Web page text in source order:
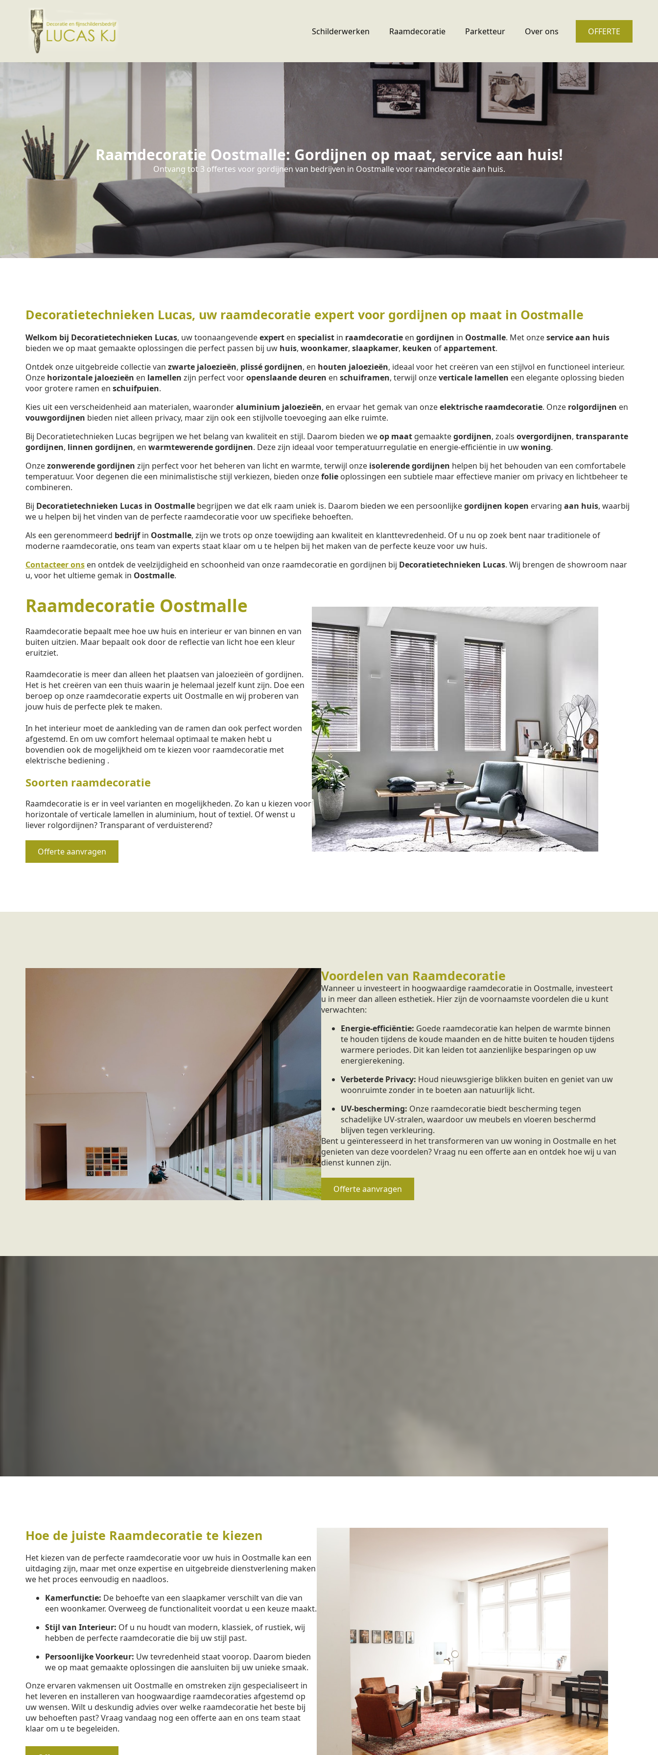
Schilderwerken Raamdecoratie Parketteur Over ons OFFERTE
Raamdecoratie Oostmalle: Gordijnen op maat, service aan huis!
Ontvang tot 3 offertes voor gordijnen van bedrijven in Oostmalle voor raamdecoratie aan huis.
Decoratietechnieken Lucas, uw raamdecoratie expert voor gordijnen op maat in Oostmalle
Welkom bij Decoratietechnieken Lucas, uw toonaangevendeexpert en specialist in raamdecoratie en gordijnen in Oostmalle. Met onzeservice aan huis
bieden we op maat gemaakte oplossingen die perfect passen bij uw huis, woonkamer, slaapkamer, keuken ofappartement.
Ontdek onze uitgebreide collectie van zwarte jaloezieën, plissé gordijnen, en houten jaloezieën, ideaal voor het creëren van een stijlvol en functioneel interieur.
Onze horizontale jaloezieën en lamellen zijn perfect vooropenslaande deuren en schuiframen, terwijl onzeverticale lamellen een elegante oplossing bieden
voor grotere ramen en schuifpuien.
Kies uit een verscheidenheid aan materialen, waaronderaluminium jaloezieën, en ervaar het gemak van onzeelektrische raamdecoratie. Onze rolgordijnen en
vouwgordijnen bieden niet alleen privacy, maar zijn ook een stijlvolle toevoeging aan elke ruimte.
Bij Decoratietechnieken Lucas begrijpen we het belang van kwaliteit en stijl. Daarom bieden weop maat gemaaktegordijnen, zoals overgordijnen, transparante
gordijnen, linnen gordijnen, en warmtewerende gordijnen. Deze zijn ideaal voor temperatuurregulatie en energie-efficiëntie in uwwoning.
Onzezonwerende gordijnen zijn perfect voor het beheren van licht en warmte, terwijl onze isolerende gordijnen helpen bij het behouden van een comfortabele
temperatuur. Voor degenen die een minimalistische stijl verkiezen, bieden onzefolie oplossingen een subtiele maar effectieve manier om privacy en lichtbeheer te
combineren.
Bij Decoratietechnieken Lucas in Oostmalle begrijpen we dat elk raam uniek is. Daarom bieden we een persoonlijkegordijnen kopen ervaring aan huis, waarbij
we u helpen bij het vinden van de perfecte raamdecoratie voor uw specifieke behoeften.
Als een gerenommeerd bedrijfin Oostmalle, zijn we trots op onze toewijding aan kwaliteit en klanttevredenheid. Of u nu op zoek bent naar traditionele of
moderne raamdecoratie, ons team van experts staat klaar om u te helpen bij het maken van de perfecte keuze voor uw huis.
Contacteer ons en ontdek de veelzijdigheid en schoonheid van onze raamdecoratie en gordijnen bij Decoratietechnieken Lucas. Wij brengen de showroom naar
u, voor het ultieme gemak in Oostmalle.
Raamdecoratie Oostmalle
Raamdecoratie bepaalt mee hoe uw huis en interieur er van binnen en van
buiten uitzien. Maar bepaalt ook door de reflectie van licht hoe een kleur
eruitziet.
Raamdecoratie is meer dan alleen het plaatsen van jaloezieën of gordijnen.
Het is het creëren van een thuis waarin je helemaal jezelf kunt zijn. Doe een
beroep op onze raamdecoratie experts uit Oostmalle en wij proberen van
jouw huis de perfecte plek te maken.
In het interieur moet de aankleding van de ramen dan ook perfect worden
afgestemd. En om uw comfort helemaal optimaal te maken hebt u
bovendien ook de mogelijkheid om te kiezen voor raamdecoratie met
elektrische bediening .
Soorten raamdecoratie
Raamdecoratie is er in veel varianten en mogelijkheden. Zo kan u kiezen voor
horizontale of verticale lamellen in aluminium, hout of textiel. Of wenst u
liever rolgordijnen? Transparant of verduisterend?
Offerte aanvragen
Voordelen van Raamdecoratie
Wanneer u investeert in hoogwaardige raamdecoratie in Oostmalle, investeert
u in meer dan alleen esthetiek. Hier zijn de voornaamste voordelen die u kunt
verwachten:
Energie-efficiëntie: Goede raamdecoratie kan helpen de warmte binnen
te houden tijdens de koude maanden en de hitte buiten te houden tijdens
warmere periodes. Dit kan leiden tot aanzienlijke besparingen op uw
energierekening.
Verbeterde Privacy: Houd nieuwsgierige blikken buiten en geniet van uw
woonruimte zonder in te boeten aan natuurlijk licht.
UV-bescherming: Onze raamdecoratie biedt bescherming tegen
schadelijke UV-stralen, waardoor uw meubels en vloeren beschermd
blijven tegen verkleuring.
Bent u geïnteresseerd in het transformeren van uw woning in Oostmalle en het
genieten van deze voordelen? Vraag nu een offerte aan en ontdek hoe wij u van
dienst kunnen zijn.
Offerte aanvragen
Hoe de juiste Raamdecoratie te kiezen
Het kiezen van de perfecte raamdecoratie voor uw huis in Oostmalle kan een
uitdaging zijn, maar met onze expertise en uitgebreide dienstverlening maken
we het proces eenvoudig en naadloos.
Kamerfunctie: De behoefte van een slaapkamer verschilt van die van
een woonkamer. Overweeg de functionaliteit voordat u een keuze maakt.
Stijl van Interieur: Of u nu houdt van modern, klassiek, of rustiek, wij
hebben de perfecte raamdecoratie die bij uw stijl past.
Persoonlijke Voorkeur: Uw tevredenheid staat voorop. Daarom bieden
we op maat gemaakte oplossingen die aansluiten bij uw unieke smaak.
Onze ervaren vakmensen uit Oostmalle en omstreken zijn gespecialiseert in
het leveren en installeren van hoogwaardige raamdecoraties afgestemd op
uw wensen. Wilt u deskundig advies over welke raamdecoratie het beste bij
uw behoeften past? Vraag vandaag nog een offerte aan en ons team staat
klaar om u te begeleiden.